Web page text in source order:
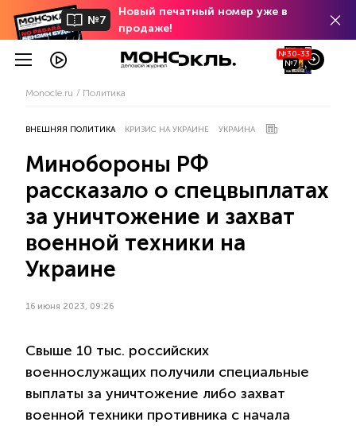
№7
Новый печатный номер уже в
продаже!
№30-33
№7
Monocle.ru Политика
ВНЕШНЯЯ ПОЛИТИКА КРИЗИС НА УКРАИНЕ УКРАИНА
Минобороны РФ
рассказало о спецвыплатах
за уничтожение и захват
военной техники на
Украине
16 июня 2023, 09:26
Свыше 10 тыс. российских
военнослужащих получили специальные
выплаты за уничтожение либо захват
военной техники противника с начала